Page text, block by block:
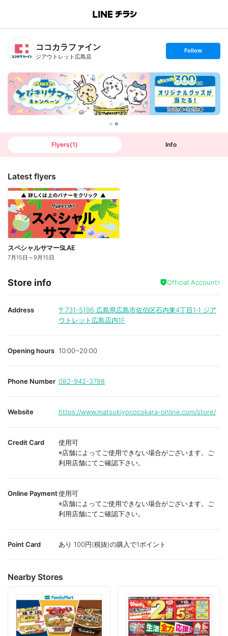
B
n
T
ココカラファイン
ジアウトレット広島店
s
t
o
l
l
o
w
Follow
Flyers(1) Info
Latest flyers
スペシャルサマーSLAE
7月15日 ～9月15日
Store info Official Account
Address 〒731-5196 広島県広島市佐伯区石内東4丁目1‐1 ジア
ウトレット広島店内1F
Opening hours 10:00~20:00
Phone Number 082-942-3798
Website https://www.matsukiyococokara-online.com/store/
Credit Card
使用可
※店舗によってご使用できない場合がございます。ご
利用店舗にてご確認下さい。
Online Payment使用可
※店舗によってご使用できない場合がございます。ご
利用店舗にてご確認下さい。
Point Card あり 100円(税抜)の購入で1ポイント
Nearby Stores